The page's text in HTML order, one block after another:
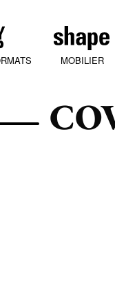
MOBILIER